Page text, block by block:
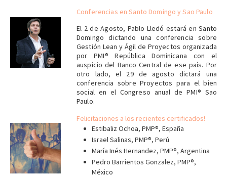
Conferencias en Santo Domingo y Sao Paulo
El 2 de Agosto, Pablo Lledó estará en Santo
Domingo dictando una conferencia sobre
Gestión Lean y Ágil de Proyectos organizada
por PMI® República Dominicana con el
auspicio del Banco Central de ese país. Por
otro lado, el 29 de agosto dictará una
conferencia sobre Proyectos para el bien
social en el Congreso anual de PMI® Sao
Paulo.
Felicitaciones a los recientes certificados!
Estibaliz Ochoa, PMP®, España
Israel Salinas, PMP®, Perú
María Inés Hernandez, PMP®, Argentina
Pedro Barrientos Gonzalez, PMP®,
México